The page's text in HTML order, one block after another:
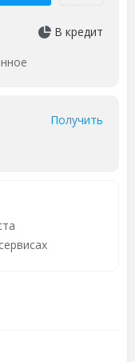
В кредит
Получить